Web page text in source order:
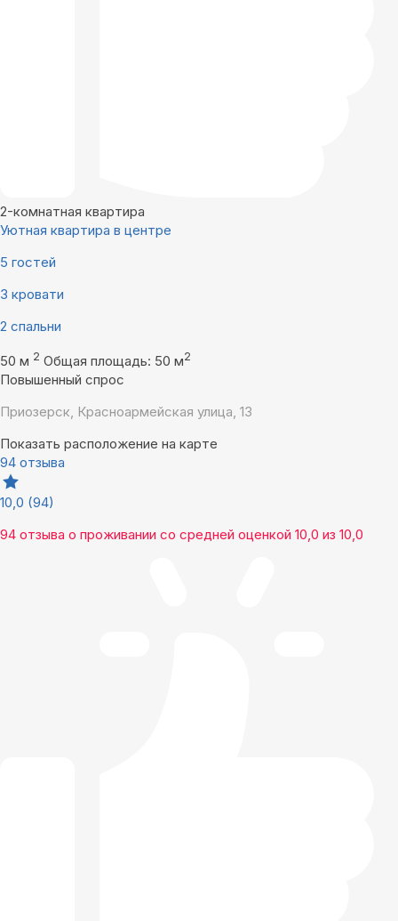
2-комнатная квартира
Уютная квартира в центре
5 гостей
3 кровати
2 спальни
50 м 2 Общая площадь: 50 м2
Повышенный спрос
Приозерск, Красноармейская улица, 13
Показать расположение на карте
94 отзыва
10,0 (94)
94 отзыва о проживании со средней оценкой 10,0 из 10,0